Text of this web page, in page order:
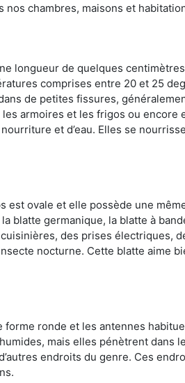
nos chambres, maisons et
longueur de quelques
comprises entre 20 et 25
de petites fissures,
armoires et les frigos ou encore
et d’eau. Elles se
est ovale et elle possède une
blatte germanique, la blatte à
des prises électriques,
nocturne. Cette blatte aime
forme ronde et les antennes
mais elles pénètrent dans
endroits du genre. Ces